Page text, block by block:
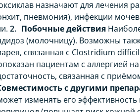
назначают для лечения
пневмония), инфекции
Побочные действия
(молочницу). Возможны
связанная с Clostridium
пациентам с аллергией
связанная с
с другими
изменять его